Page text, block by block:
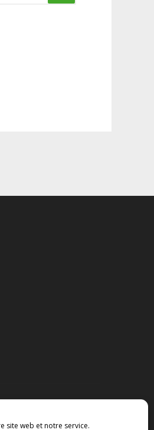
site web et notre service.